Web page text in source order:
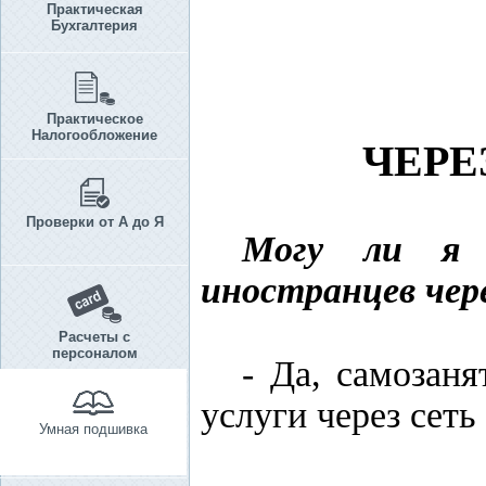
Практическая
Бухгалтерия
Практическое
Налогообложение
Проверки от А до Я
Расчеты с
персоналом
Умная подшивка
Могу ли я
иностранцев
- Да,
услуги через